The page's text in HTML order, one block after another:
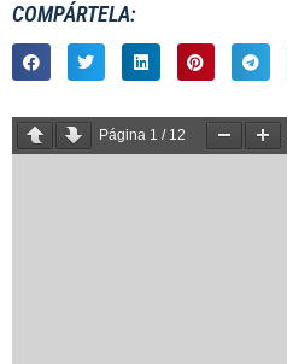
COMPÁRTELA:
Página 1 / 12